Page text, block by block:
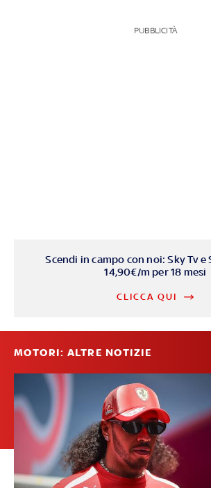
PUBBLICITÀ
Scendi in campo con noi: Sky Tv e
14,90€/m per 18 mesi
CLICCA QUI
MOTORI: ALTRE NOTIZIE